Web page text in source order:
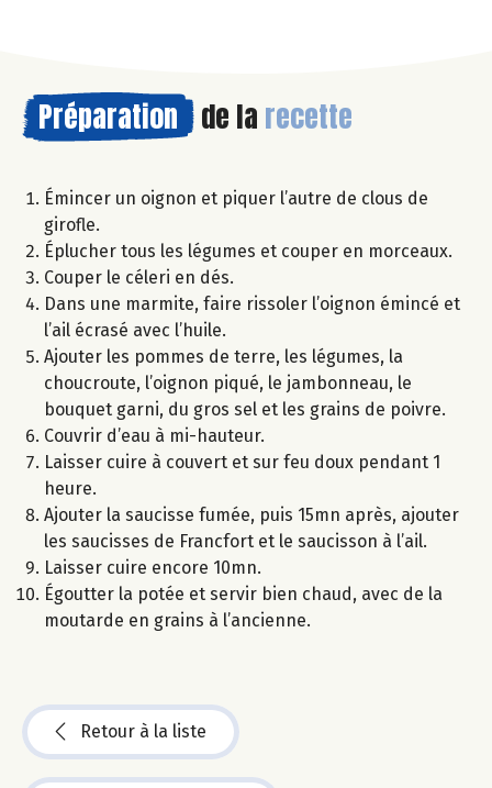
Préparation de la recette
Émincer un oignon et piquer l’autre de clous de
girofle.
Éplucher tous les légumes et couper en morceaux.
Couper le céleri en dés.
Dans une marmite, faire rissoler l’oignon émincé et
l’ail écrasé avec l’huile.
Ajouter les pommes de terre, les légumes, la
choucroute, l’oignon piqué, le jambonneau, le
bouquet garni, du gros sel et les grains de poivre.
Couvrir d’eau à mi-hauteur.
Laisser cuire à couvert et sur feu doux pendant 1
heure.
Ajouter la saucisse fumée, puis 15mn après, ajouter
les saucisses de Francfort et le saucisson à l’ail.
Laisser cuire encore 10mn.
Égoutter la potée et servir bien chaud, avec de la
moutarde en grains à l’ancienne.
Retour à la liste